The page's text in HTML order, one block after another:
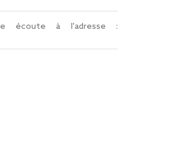
écoute à l'adresse :